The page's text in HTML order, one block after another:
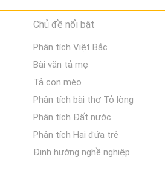
Chủ đề nổi bật
Phân tích Việt Bắc
Bài văn tả mẹ
Tả con mèo
Phân tích bài thơ Tỏ lòng
Phân tích Đất nước
Phân tích Hai đứa trẻ
Định hướng nghề nghiệp